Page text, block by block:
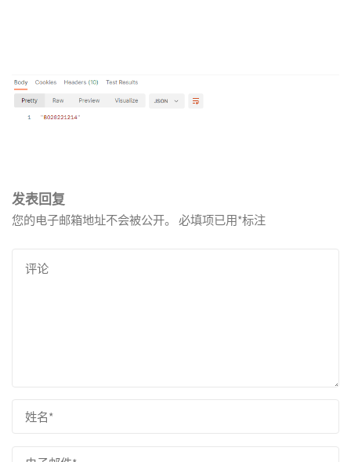
发表回复
您的电子邮箱地址不会被公开。 必填项已用*标注